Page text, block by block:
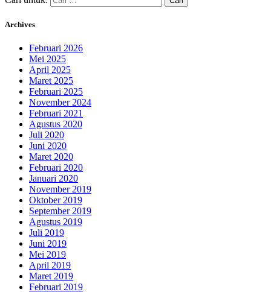
Archives
Februari 2026
Mei 2025
April 2025
Maret 2025
Februari 2025
November 2024
Februari 2021
Agustus 2020
Juli 2020
Juni 2020
Maret 2020
Februari 2020
Januari 2020
November 2019
Oktober 2019
September 2019
Agustus 2019
Juli 2019
Juni 2019
Mei 2019
April 2019
Maret 2019
Februari 2019